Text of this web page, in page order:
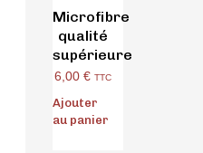
Microfibre
qualité
supérieure
6,00 € TTC
Ajouter
au panier